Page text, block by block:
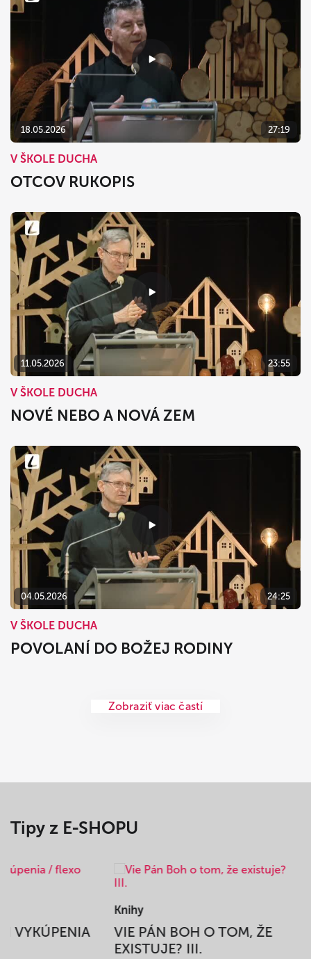
18.05.2026 27:19
V ŠKOLE DUCHA
OTCOV RUKOPIS
11.05.2026 23:55
V ŠKOLE DUCHA
NOVÉ NEBO A NOVÁ ZEM
04.05.2026 24:25
V ŠKOLE DUCHA
POVOLANÍ DO BOŽEJ RODINY
Zobraziť viac častí
Tipy z E-SHOPU
VYKÚPENIA
Knihy
VIE PÁN BOH O TOM, ŽE
EXISTUJE? III.